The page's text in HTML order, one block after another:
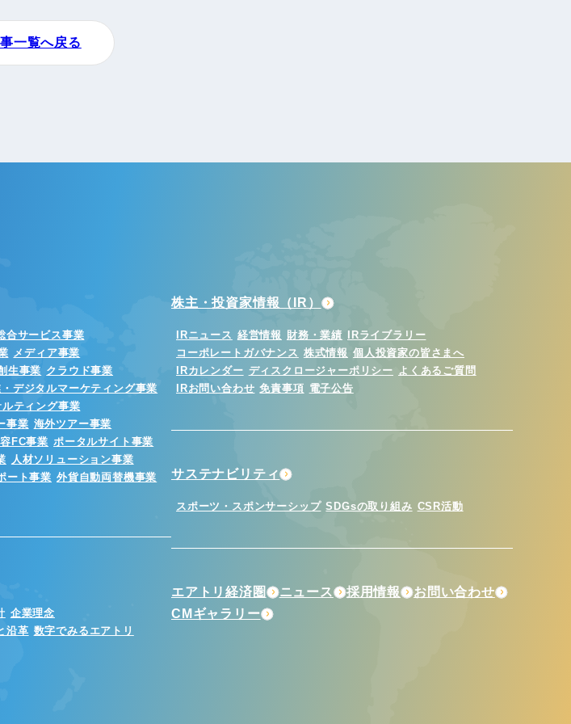
一覧へ戻る
合サービス事業
メディア事業
生事業 クラウド事業
デジタルマーケティング事業
ルティング事業
事業 海外ツアー事業
FC事業 ポータルサイト事業
人材ソリューション事業
ート事業 外貨自動両替機事業
企業理念
沿革 数字でみるエアトリ
株主・投資家情報（IR）
IRニュース 経営情報 財務・業績
IRライブラリー
コーポレートガバナンス 株式情報 個人投資家の皆さまへ
IRカレンダー ディスクロージャーポリシー よくあるご質問
IRお問い合わせ 免責事項 電子公告
サステナビリティ
スポーツ・スポンサーシップ SDGsの取り組み CSR活動
エアトリ経済圏 ニュース 採用情報
お問い合わせ
CMギャラリー